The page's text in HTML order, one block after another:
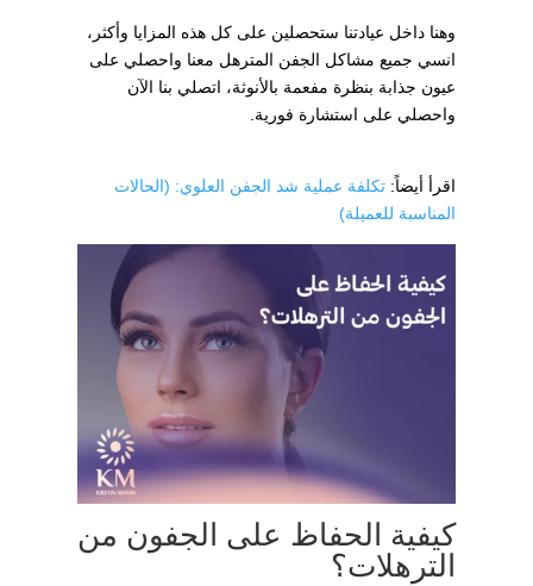
وهنا داخل عيادتنا ستحصلين على كل هذه المزايا وأكثر،
انسي جميع مشاكل الجفن المترهل معنا واحصلي على
عيون جذابة بنظرة مفعمة بالأنوثة، اتصلي بنا الآن
واحصلي على استشارة فورية.
اقرأ أيضاً: تكلفة عملية شد الجفن العلوي: (الحالات
المناسبة للعميلة)
كيفية الحفاظ على الجفون من
الترهلات؟